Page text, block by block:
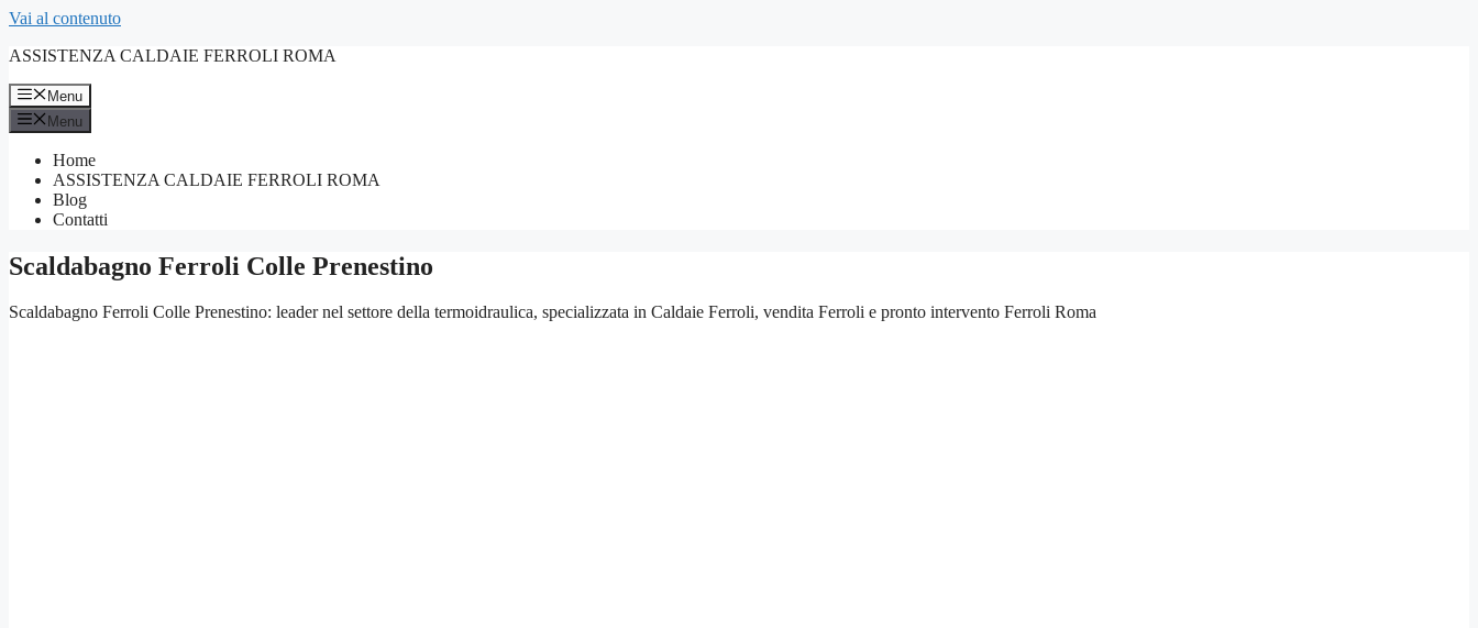
Vai al contenuto
ASSISTENZA CALDAIE FERROLI ROMA
Menu
Menu
Home
ASSISTENZA CALDAIE FERROLI ROMA
Blog
Contatti
Scaldabagno Ferroli Colle Prenestino
Scaldabagno Ferroli Colle Prenestino: leader nel settore della termoidraulica, specializzata in Caldaie Ferroli, vendita Ferroli e pronto intervento Ferroli Roma